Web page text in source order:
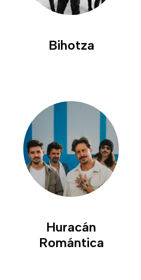
Bihotza
Huracán
Romántica